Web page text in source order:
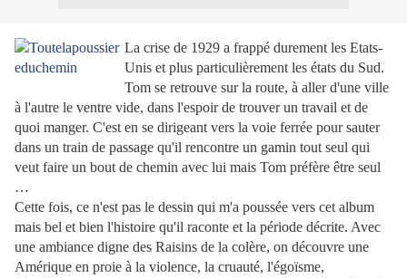
La crise de 1929 a frappé durement les Etats-
Unis et plus particulièrement les états du Sud.
Tom se retrouve sur la route, à aller d'une ville
à l'autre le ventre vide, dans l'espoir de trouver un travail et de
quoi manger. C'est en se dirigeant vers la voie ferrée pour sauter
dans un train de passage qu'il rencontre un gamin tout seul qui
veut faire un bout de chemin avec lui mais Tom préfère être seul
…
Cette fois, ce n'est pas le dessin qui m'a poussée vers cet album
mais bel et bien l'histoire qu'il raconte et la période décrite. Avec
une ambiance digne des Raisins de la colère, on découvre une
Amérique en proie à la violence, la cruauté, l'égoïsme,